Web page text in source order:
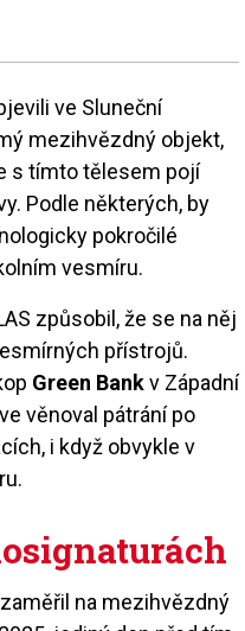
ve Sluneční
mezihvězdný objekt,
s tímto tělesem pojí
Podle některých, by
pokročilé
vesmíru.
způsobil, že se na něj
přístrojů.
Green Bankv Západní
věnoval pátrání po
i když obvykle v
na mezihvězdný